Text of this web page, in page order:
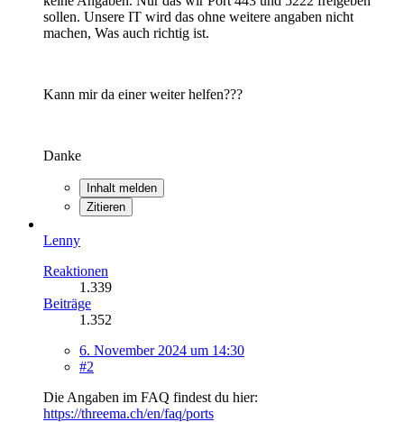
sollen. Unsere IT wird das ohne weitere angaben nicht
machen, Was auch richtig ist.
Kann mir da einer weiter helfen???
Danke
Inhalt melden
Zitieren
Lenny
Reaktionen
1.339
Beiträge
1.352
6. November 2024 um 14:30
#2
Die Angaben im FAQ findest du hier:
https://threema.ch/en/faq/ports